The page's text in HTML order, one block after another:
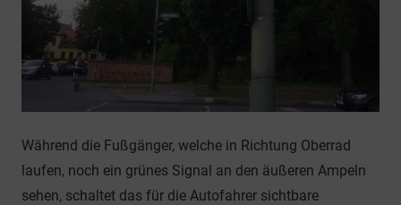
Während die Fußgänger, welche in Richtung Oberrad
laufen, noch ein grünes Signal an den äußeren Ampeln
sehen, schaltet das für die Autofahrer sichtbare